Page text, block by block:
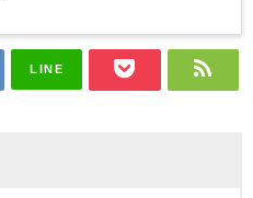
LINE